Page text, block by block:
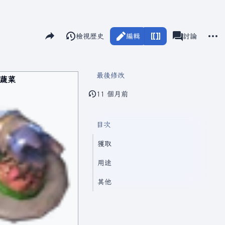
分享此頁面
視圖閱讀 編輯
檢視歷史 associated-
瓦爾海姆
討論
菜 最後修改
11 個月前
目次
獲取
用途
其他